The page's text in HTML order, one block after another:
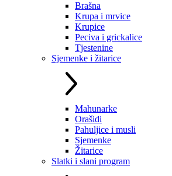
Brašna
Krupa i mrvice
Krupice
Peciva i grickalice
Tjestenine
Sjemenke i žitarice
Mahunarke
Orašidi
Pahuljice i musli
Sjemenke
Žitarice
Slatki i slani program